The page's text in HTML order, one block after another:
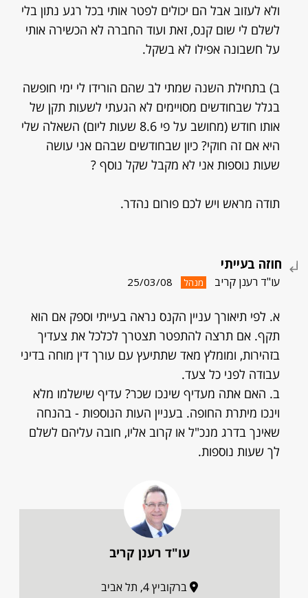
ולא לעזוב אבל הם יכולים לפטר אותי בכל רגע נתון בלי
לשלם לי שום קנס, זאת ועוד החברה לא הכשירה אותי
על חשבונה אפילו לא בשקל.
ב) בתחילת השנה שמתי לב שהם הורידו לי ימי חופשה
בגלל שבחודשים מסויימים לא הגעתי לשעות תקן של
אותו חודש (מחושב על פי 8.6 שעות ליום) השאלה שלי
היא אם זה חוקי? כיון שבחודשים שבהם אני עושה
שעות נוספות אני לא מקבל שקל נוסף ?
תודה מראש ויש לכם פורום נהדר.
חוזה בעייתי
עו"ד רענן קריב מנהל 25/03/08
א. לפי תיאורך עניין הקנס נראה בעייתי וספק אם הוא
תקף. אם תרצה להתפטר תצטרך לכלכל את צעדיך
בזהירות, ומומלץ מאד שתתיעץ עם עורך דין מוחה בדיני
עבודה לפני כל צעד.
ב. האם אתה מעדיף שינכו שכר? עדיף שישלמו מלא
וינכו מיתרת החופה. בעניין העות הנוספות - בהנחה
שאינך בדרג מנכ"ל או קרוב אליו, חובה עליהם לשלם
לך שעות נוספות.
עו"ד רענן קריב
ברקוביץ 4, תל אביב